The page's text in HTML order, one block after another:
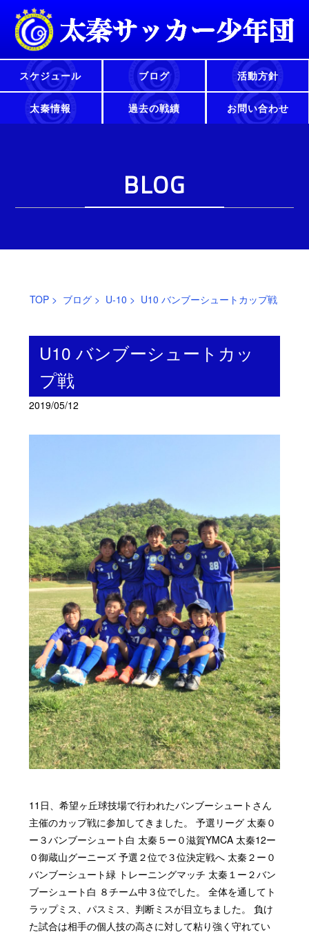
スケジュール ブログ 活動方針
太秦情報 過去の戦績 お問い合わせ
BLOG
TOP> ブログ> U-10 > U10 バンブーシュートカップ戦
U10 バンブーシュートカッ
プ戦
2019/05/12
11日、希望ヶ丘球技場で行われたバンブーシュートさん
主催のカップ戦に参加してきました。 予選リーグ 太秦０
ー３バンブーシュート白 太秦５ー０滋賀YMCA 太秦12ー
０御蔵山グーニーズ 予選２位で３位決定戦へ 太秦２ー０
バンブーシュート緑 トレーニングマッチ 太秦１ー２バン
ブーシュート白 ８チーム中３位でした。 全体を通してト
ラップミス、パスミス、判断ミスが目立ちました。 負け
た試合は相手の個人技の高さに対して粘り強く守れてい